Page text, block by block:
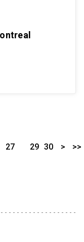
27
29 30 > >>